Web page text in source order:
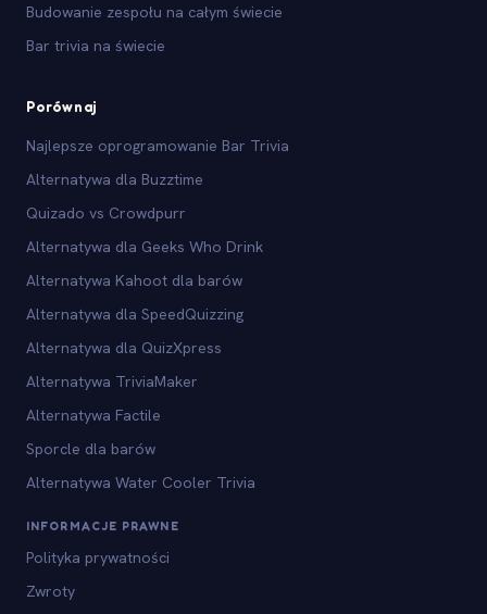
Budowanie zespołu na całym świecie
Bar trivia na świecie
Porównaj
Najlepsze oprogramowanie Bar Trivia
Alternatywa dla Buzztime
Quizado vs Crowdpurr
Alternatywa dla Geeks Who Drink
Alternatywa Kahoot dla barów
Alternatywa dla SpeedQuizzing
Alternatywa dla QuizXpress
Alternatywa TriviaMaker
Alternatywa Factile
Sporcle dla barów
Alternatywa Water Cooler Trivia
INFORMACJE PRAWNE
Polityka prywatności
Zwroty